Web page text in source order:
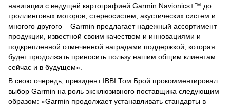
навигации с ведущей картографией Garmin Navionics+™ до
троллинговых моторов, стереосистем, акустических систем и
многого другого – Garmin предлагает надежный ассортимент
продукции, известной своим качеством и инновациями и
подкрепленной отмеченной наградами поддержкой, которая
будет продолжать приносить пользу нашим общим клиентам
сейчас и в будущем».
В свою очередь, президент IBBI Том Брой прокомментировал
выбор Garmin на роль эксклюзивного поставщика следующим
образом: «Garmin продолжает устанавливать стандарты в